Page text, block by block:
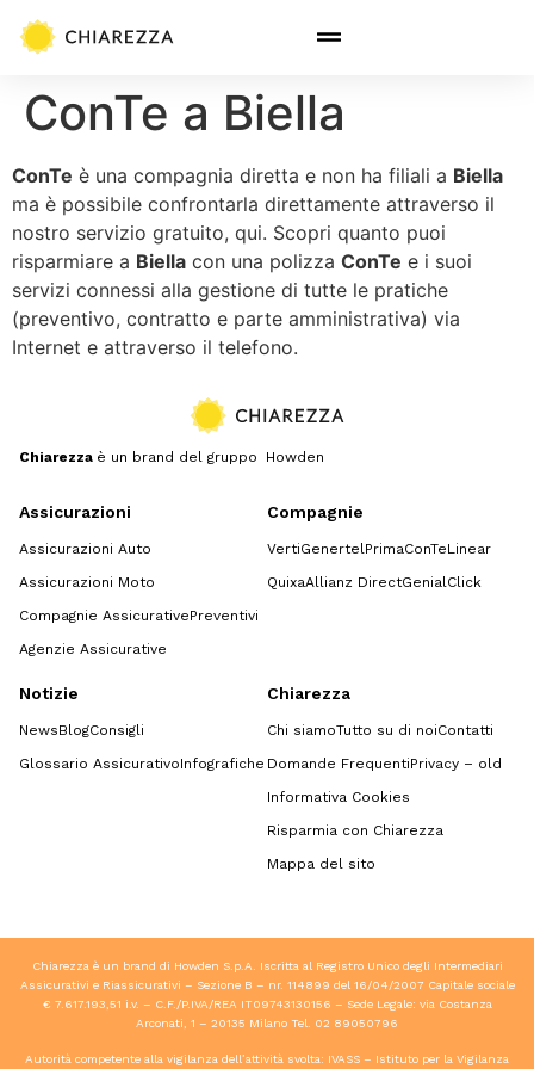
ConTe a Biella
ConTe è una compagnia diretta e non ha filiali a Biella
ma è possibile confrontarla direttamente attraverso il
nostro servizio gratuito, qui. Scopri quanto puoi
risparmiare a Biella con una polizza ConTe e i suoi
servizi connessi alla gestione di tutte le pratiche
(preventivo, contratto e parte amministrativa) via
Internet e attraverso il telefono.
Chiarezza è un brand del gruppo Howden
Assicurazioni
Assicurazioni Auto
Assicurazioni Moto
Compagnie AssicurativePreventivi
Agenzie Assicurative
Compagnie
VertiGenertelPrimaConTeLinear
QuixaAllianz DirectGenialClick
Notizie
NewsBlogConsigli
Glossario AssicurativoInfografiche
Chiarezza
Chi siamoTutto su di noiContatti
Domande FrequentiPrivacy – old
Informativa Cookies
Risparmia con Chiarezza
Mappa del sito
Chiarezza è un brand di Howden S.p.A. Iscritta al Registro Unico degli Intermediari
Assicurativi e Riassicurativi – Sezione B – nr. 114899 del 16/04/2007 Capitale sociale
€ 7.617.193,51 i.v. – C.F./P.IVA/REA IT09743130156 – Sede Legale: via Costanza
Arconati, 1 – 20135 Milano Tel. 02 89050796
Autorità competente alla vigilanza dell’attività svolta: IVASS – Istituto per la Vigilanza